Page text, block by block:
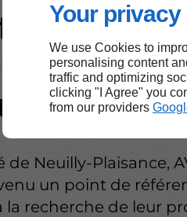
Your
We use Cookies to
personalising content
traffic and optimizing
clicking "I Agree" you
from our providers
en
réactifs
Plaisance
Neuilly-Plaisance,
un point de
la recherche de leur